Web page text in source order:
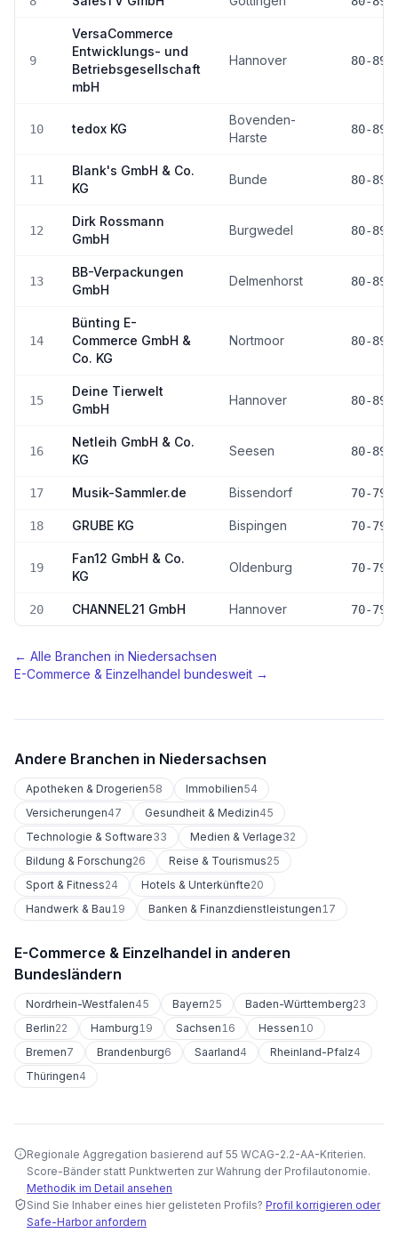
9
VersaCommerce
Entwicklungs- und
Betriebsgesellschaft
mbH
Hannover 80-89
10 tedox KG
Bovenden-
Harste
80-89
11
Blank's GmbH & Co.
KG
Bunde 80-89
12
Dirk Rossmann
GmbH
Burgwedel 80-89
13
BB-Verpackungen
GmbH
Delmenhorst 80-89
14
Bünting E-
Commerce GmbH &
Co. KG
Nortmoor 80-89
15
Deine Tierwelt
GmbH
Hannover 80-89
16
Netleih GmbH & Co.
KG
Seesen 80-89
17 Musik-Sammler.de Bissendorf 70-79
18 GRUBE KG Bispingen 70-79
19
Fan12 GmbH & Co.
KG
Oldenburg 70-79
20 CHANNEL21 GmbH Hannover 70-79
← Alle Branchen in Niedersachsen
E-Commerce & Einzelhandel bundesweit →
Andere Branchen in Niedersachsen
Apotheken & Drogerien58 Immobilien54
Versicherungen47 Gesundheit & Medizin45
Technologie & Software33 Medien & Verlage32
Bildung & Forschung26 Reise & Tourismus25
Sport & Fitness24 Hotels & Unterkünfte20
Handwerk & Bau19 Banken & Finanzdienstleistungen17
E-Commerce & Einzelhandel in anderen
Bundesländern
Nordrhein-Westfalen45 Bayern25 Baden-Württemberg23
Berlin22 Hamburg19 Sachsen16 Hessen10
Bremen7 Brandenburg6 Saarland4 Rheinland-Pfalz4
Thüringen4
Regionale Aggregation basierend auf 55 WCAG-2.2-AA-Kriterien.
Score-Bänder statt Punktwerten zur Wahrung der Profilautonomie.
Methodik im Detail ansehen
Sind Sie Inhaber eines hier gelisteten Profils? Profil korrigieren oder
Safe-Harbor anfordern